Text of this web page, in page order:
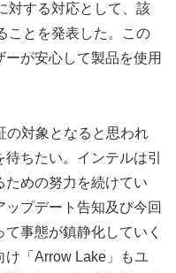
対する対応として、該
ことを発表した。この
が安心して製品を使用
の対象となると思われ
ちたい。インテルは引
ための努力を続けてい
プデート告知及び今回
事態が鎮静化していく
け「Arrow Lake」もユ